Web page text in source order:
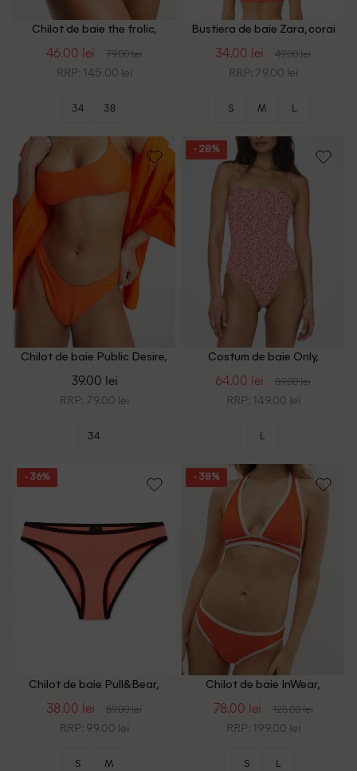
Chilot de baie the frolic,
46.00 lei 79.00 lei
RRP: 145.00 lei
34 38
Bustiera de baie Zara, corai
34.00 lei 49.00 lei
RRP: 79.00 lei
S M L
Chilot de baie Public Desire,
39.00 lei
RRP: 79.00 lei
34
- 28%
Costum de baie Only,
64.00 lei 89.00 lei
RRP: 149.00 lei
L
- 36%
Chilot de baie Pull&Bear,
38.00 lei 59.00 lei
RRP: 99.00 lei
S M
- 38%
Chilot de baie InWear,
78.00 lei 125.00 lei
RRP: 199.00 lei
S L